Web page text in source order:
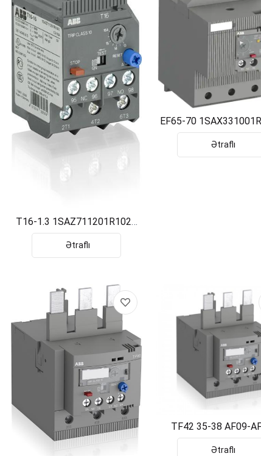
T16-1.3 1SAZ711201R1025
ABB
Ətraflı
EF65-70
ABB
Ətraflı
TF42 35-38 AF09-
Ətraflı